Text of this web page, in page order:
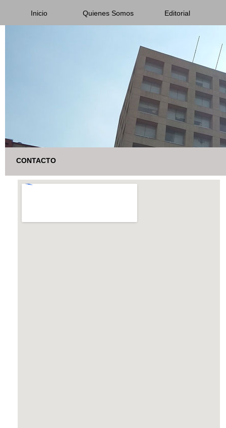
Inicio Quienes Somos Editorial
CONTACTO